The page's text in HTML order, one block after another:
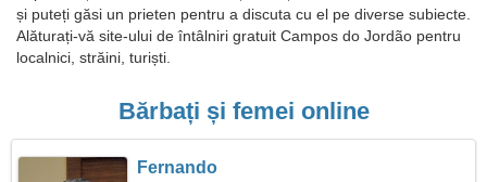
și puteți găsi un prieten pentru a discuta cu el pe diverse subiecte.
Alăturați-vă site-ului de întâlniri gratuit Campos do Jordão pentru
localnici, străini, turiști.
Bărbați și femei online
Fernando